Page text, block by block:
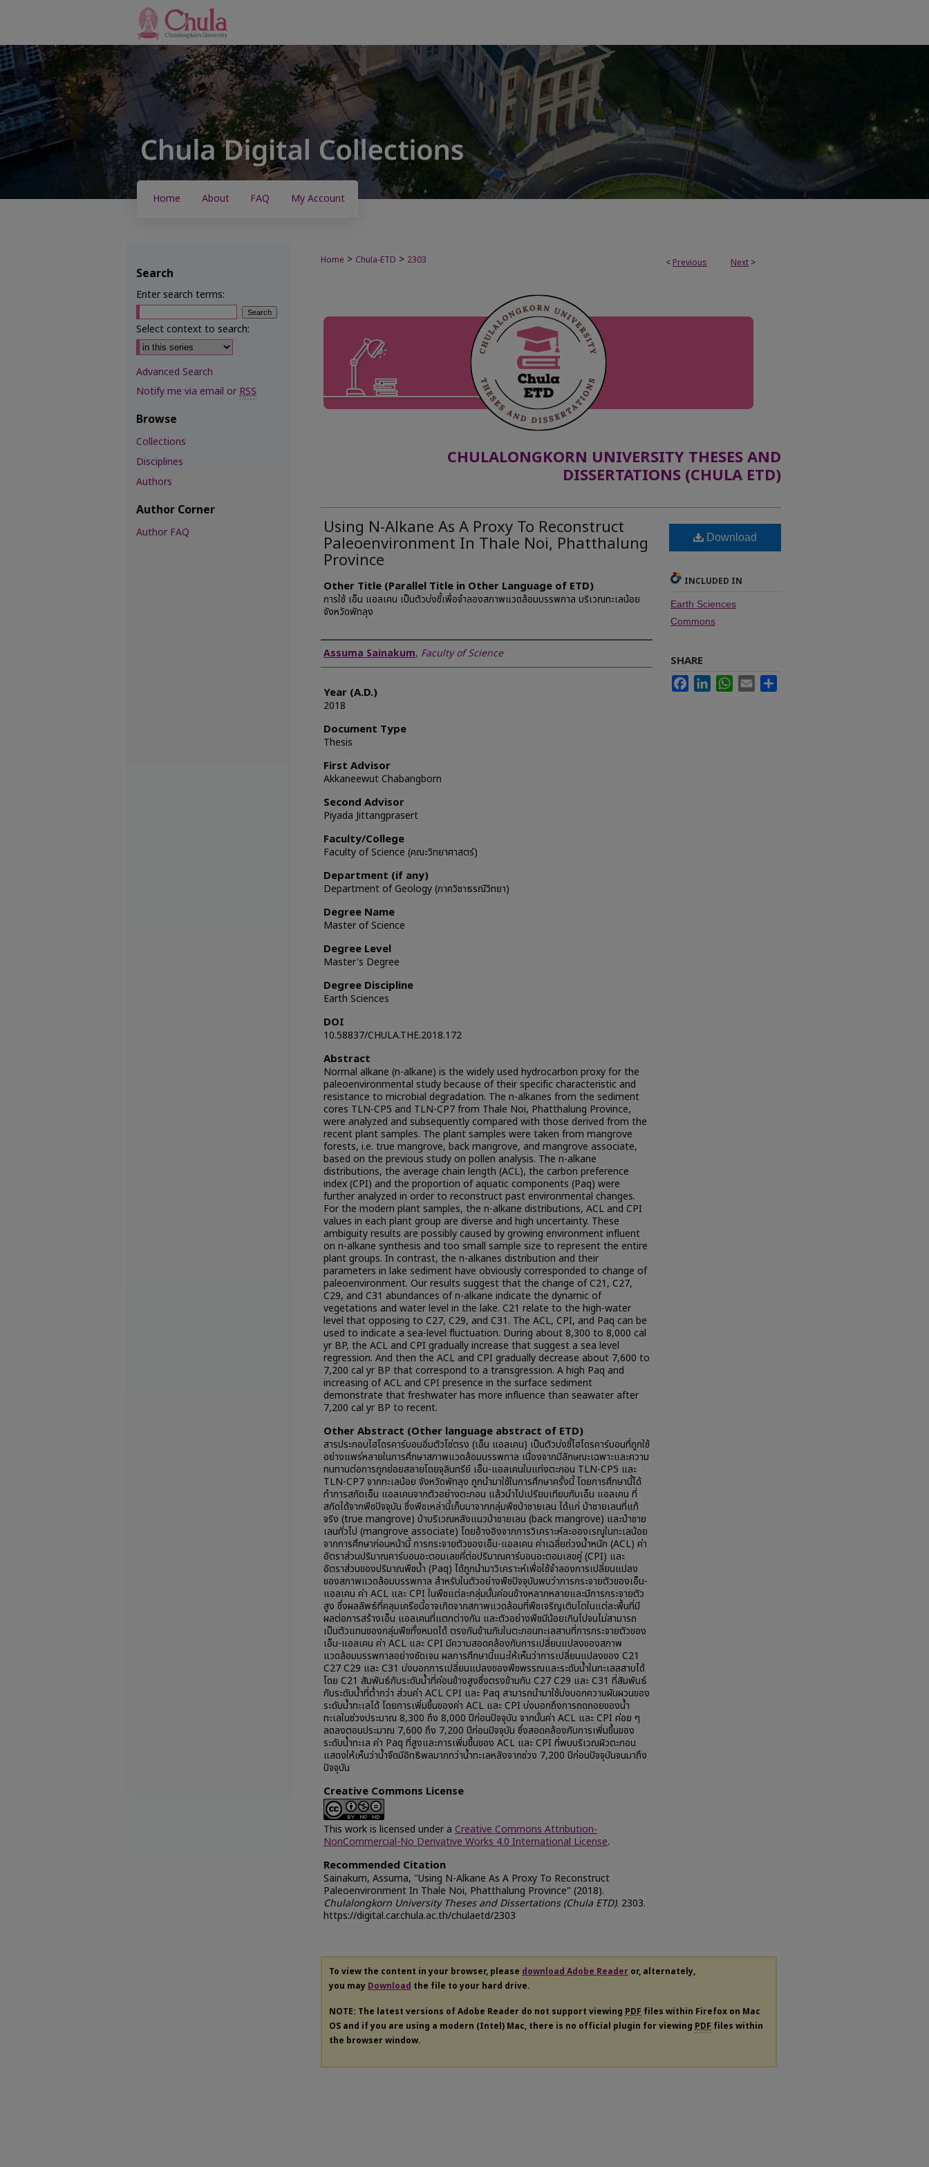
Home About FAQ My Account
< Previous Next >
Home > Chula-ETD > 2303
CHULALONGKORN UNIVERSITY THESES AND
DISSERTATIONS (CHULA ETD)
Using N-Alkane As A Proxy To Reconstruct
Paleoenvironment In Thale Noi, Phatthalung
Province
Other Title (Parallel Title in Other Language of ETD)
การใช้ เอ็น แอลเคน เป็นตัวบ่งชี้เพื่อจำลองสภาพแวดล้อมบรรพกาล บริเวณทะเลน้อย
จังหวัดพัทลุง
Author
Assuma Sainakum, Faculty of Science
Year (A.D.)
2018
Document Type
Thesis
First Advisor
Akkaneewut Chabangborn
Second Advisor
Piyada Jittangprasert
Faculty/College
Faculty of Science (คณะวิทยาศาสตร์)
Department (if any)
Department of Geology (ภาควิชาธรณีวิทยา)
Degree Name
Master of Science
Degree Level
Master's Degree
Degree Discipline
Earth Sciences
DOI
10.58837/CHULA.THE.2018.172
Abstract
Normal alkane (n-alkane) is the widely used hydrocarbon proxy for the
paleoenvironmental study because of their specific characteristic and
resistance to microbial degradation. The n-alkanes from the sediment
cores TLN-CP5 and TLN-CP7 from Thale Noi, Phatthalung Province,
were analyzed and subsequently compared with those derived from the
recent plant samples. The plant samples were taken from mangrove
forests, i.e. true mangrove, back mangrove, and mangrove associate,
based on the previous study on pollen analysis. The n-alkane
distributions, the average chain length (ACL), the carbon preference
index (CPI) and the proportion of aquatic components (Paq) were
further analyzed in order to reconstruct past environmental changes.
For the modern plant samples, the n-alkane distributions, ACL and CPI
values in each plant group are diverse and high uncertainty. These
ambiguity results are possibly caused by growing environment influent
on n-alkane synthesis and too small sample size to represent the entire
plant groups. In contrast, the n-alkanes distribution and their
parameters in lake sediment have obviously corresponded to change of
paleoenvironment. Our results suggest that the change of C21, C27,
C29, and C31 abundances of n-alkane indicate the dynamic of
vegetations and water level in the lake. C21 relate to the high-water
level that opposing to C27, C29, and C31. The ACL, CPI, and Paq can be
used to indicate a sea-level fluctuation. During about 8,300 to 8,000 cal
yr BP, the ACL and CPI gradually increase that suggest a sea level
regression. And then the ACL and CPI gradually decrease about 7,600 to
7,200 cal yr BP that correspond to a transgression. A high Paq and
increasing of ACL and CPI presence in the surface sediment
demonstrate that freshwater has more influence than seawater after
7,200 cal yr BP to recent.
Other Abstract (Other language abstract of ETD)
สารประกอบไฮโดรคาร์บอนอิ่มตัวโซ่ตรง (เอ็น แอลเคน) เป็นตัวบ่งชี้ไฮโดรคาร์บอนที่ถูกใช้
อย่างแพร่หลายในการศึกษาสภาพแวดล้อมบรรพกาล เนื่องจากมีลักษณะเฉพาะและความ
ทนทานต่อการถูกย่อยสลายโดยจุลินทรีย์ เอ็น-แอลเคนในแท่งตะกอน TLN-CP5 และ
TLN-CP7 จากทะเลน้อย จังหวัดพัทลุง ถูกนำมาใช้ในการศึกษาครั้งนี้ โดยการศึกษานี้ได้
ทำการสกัดเอ็น แอลเคนจากตัวอย่างตะกอน แล้วนำไปเปรียบเทียบกับเอ็น แอลเคน ที่
สกัดได้จากพืชปัจจุบัน ซึ่งพืชเหล่านี้เก็บมาจากกลุ่มพืชป่าชายเลน ได้แก่ ป่าชายเลนที่แท้
จริง (true mangrove) ป่าบริเวณหลังแนวป่าชายเลน (back mangrove) และป่าชาย
เลนทั่วไป (mangrove associate) โดยอ้างอิงจากการวิเคราะห์ละอองเรณูในทะเลน้อย
จากการศึกษาก่อนหน้านี้ การกระจายตัวของเอ็น-แอลเคน ค่าเฉลี่ยถ่วงน้ำหนัก (ACL) ค่า
อัตราส่วนปริมาณคาร์บอนอะตอมเลขคี่ต่อปริมาณคาร์บอนอะตอมเลขคู่ (CPI) และ
อัตราส่วนของปริมาณพืชน้ำ (Paq) ได้ถูกนำมาวิเคราะห์เพื่อใช้จำลองการเปลี่ยนแปลง
ของสภาพแวดล้อมบรรพกาล สำหรับในตัวอย่างพืชปัจจุบันพบว่าการกระจายตัวของเอ็น-
แอลเคน ค่า ACL และ CPI ในพืชแต่ละกลุ่มนั้นค่อนข้างหลากหลายและมีการกระจายตัว
สูง ซึ่งผลลัพธ์ที่คลุมเครือนี้อาจเกิดจากสภาพแวดล้อมที่พืชเจริญเติบโตในแต่ละพื้นที่มี
ผลต่อการสร้างเอ็น แอลเคนที่แตกต่างกัน และตัวอย่างพืชมีน้อยเกินไปจนไม่สามารถ
เป็นตัวแทนของกลุ่มพืชทั้งหมดได้ ตรงกันข้ามกับในตะกอนทะเลสาบที่การกระจายตัวของ
เอ็น-แอลเคน ค่า ACL และ CPI มีความสอดคล้องกับการเปลี่ยนแปลงของสภาพ
แวดล้อมบรรพกาลอย่างชัดเจน ผลการศึกษานี้แนะให้เห็นว่าการเปลี่ยนแปลงของ C21
C27 C29 และ C31 บ่งบอกการเปลี่ยนแปลงของพืชพรรณและระดับน้ำในทะเลลสาบได้
โดย C21 สัมพันธ์กับระดับน้ำที่ค่อนข้างสูงซึ่งตรงข้ามกับ C27 C29 และ C31 ที่สัมพันธ์
กับระดับน้ำที่ต่ำกว่า ส่วนค่า ACL CPI และ Paq สามารถนำมาใช้บ่งบอกความผันผวนของ
ระดับน้ำทะเลได้ โดยการเพิ่มขึ้นของค่า ACL และ CPI บ่งบอกถึงการถดถอยของน้ำ
ทะเลในช่วงประมาณ 8,300 ถึง 8,000 ปีก่อนปัจจุบัน จากนั้นค่า ACL และ CPI ค่อย ๆ
ลดลงตอนประมาณ 7,600 ถึง 7,200 ปีก่อนปัจจุบัน ซึ่งสอดคล้องกับการเพิ่มขึ้นของ
ระดับน้ำทะเล ค่า Paq ที่สูงและการเพิ่มขึ้นของ ACL และ CPI ที่พบบริเวณผิวตะกอน
แสดงให้เห็นว่าน้ำจืดมีอิทธิพลมากกว่าน้ำทะเลหลังจากช่วง 7,200 ปีก่อนปัจจุบันจนมาถึง
ปัจจุบัน
Creative Commons License
This work is licensed under a Creative Commons Attribution-
NonCommercial-No Derivative Works 4.0 International License.
Recommended Citation
Sainakum, Assuma, "Using N-Alkane As A Proxy To Reconstruct
Paleoenvironment In Thale Noi, Phatthalung Province" (2018).
Chulalongkorn University Theses and Dissertations (Chula ETD). 2303.
https://digital.car.chula.ac.th/chulaetd/2303
Download
INCLUDED IN
Earth Sciences
Commons
SHARE
FacebookLinkedInWhatsApp
Email
To view the content in your browser, please download Adobe Reader or, alternately,
you may Download the file to your hard drive.
NOTE: The latest versions of Adobe Reader do not support viewing PDF files within Firefox on Mac
OS and if you are using a modern (Intel) Mac, there is no official plugin for viewing PDF files within
the browser window.
Search
Enter search terms:
Select context to search:
Advanced Search
Notify me via email orRSS
Browse
Collections
Disciplines
Authors
Author Corner
Author FAQ